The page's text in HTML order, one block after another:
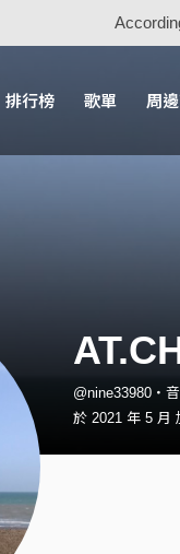
排行榜 歌單 周
@nine33980・
於 2021 年 5 月